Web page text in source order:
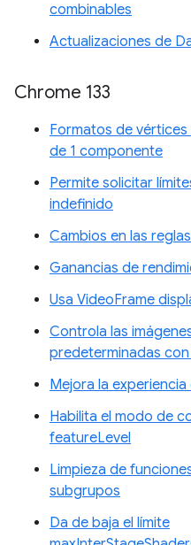
combinables
Actualizaciones de
Chrome 133
Formatos de
de 1 componente
Permite solicitar
indefinido
Cambios en las
Ganancias de
Usa VideoFrame
Controla las
predeterminadas
Mejora la
Habilita el modo de
featureLevel
Limpieza de
subgrupos
Da de baja el límite